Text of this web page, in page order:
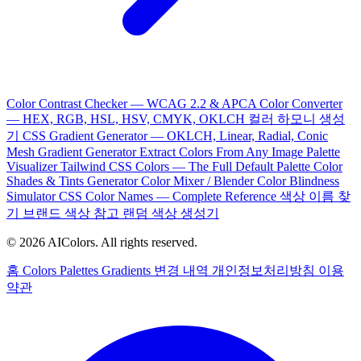
Color Contrast Checker — WCAG 2.2 & APCA Color Converter
— HEX, RGB, HSL, HSV, CMYK, OKLCH 컬러 하모니 생성
기 CSS Gradient Generator — OKLCH, Linear, Radial, Conic
Mesh Gradient GeneratorExtract Colors From Any Image Palette
VisualizerTailwind CSS Colors — The Full Default Palette Color
Shades & Tints GeneratorColor Mixer / BlenderColor Blindness
SimulatorCSS Color Names — Complete Reference 색상 이름 찾
기
브랜드 색상 참고 랜덤 색상 생성기
© 2026 AIColors. All rights reserved.
홈 Colors Palettes Gradients 변경 내역 개인정보처리방침 이용
약관